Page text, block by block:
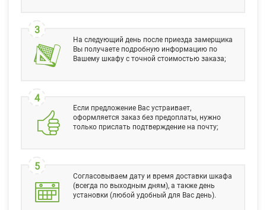
3
На следующий день после приезда замерщика
Вы получаете подробную информацию по
Вашему шкафу с точной стоимостью заказа;
4
Если предложение Вас устраивает,
оформляется заказ без предоплаты, нужно
только прислать подтверждение на почту;
5
Согласовываем дату и время доставки шкафа
(всегда по выходным дням), а также день
установки (любой удобный для Вас день).